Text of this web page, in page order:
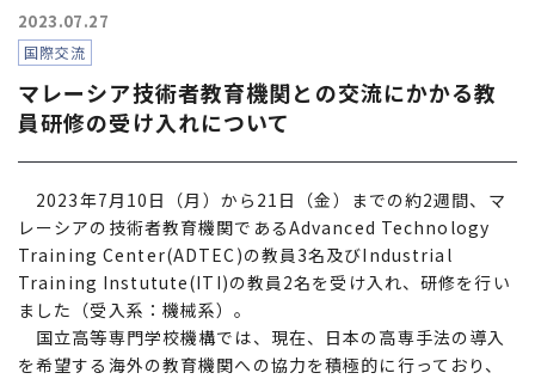
2023.07.27
国際交流
マレーシア技術者教育機関との交流にかかる教
員研修の受け入れについて
2023年7月10日（月）から21日（金）までの約2週間、マ
レーシアの技術者教育機関であるAdvanced Technology
Training Center(ADTEC)の教員3名及びIndustrial
Training Instutute(ITI)の教員2名を受け入れ、研修を行い
ました（受入系：機械系）。
国立高等専門学校機構では、現在、日本の高専手法の導入
を希望する海外の教育機関への協力を積極的に行っており、